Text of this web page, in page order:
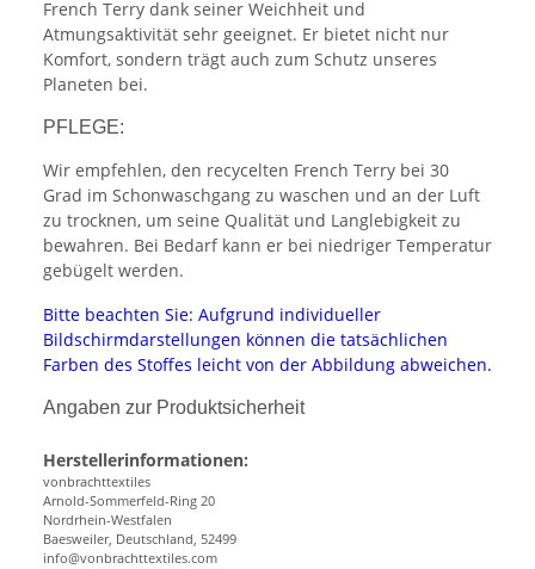
French Terry dank seiner Weichheit und
Atmungsaktivität sehr geeignet. Er bietet nicht nur
Komfort, sondern trägt auch zum Schutz unseres
Planeten bei.
PFLEGE:
Wir empfehlen, den recycelten French Terry bei 30
Grad im Schonwaschgang zu waschen und an der Luft
zu trocknen, um seine Qualität und Langlebigkeit zu
bewahren. Bei Bedarf kann er bei niedriger Temperatur
gebügelt werden.
Bitte beachten Sie: Aufgrund individueller
Bildschirmdarstellungen können die tatsächlichen
Farben des Stoffes leicht von der Abbildung abweichen.
Angaben zur Produktsicherheit
Herstellerinformationen:
vonbrachttextiles
Arnold-Sommerfeld-Ring 20
Nordrhein-Westfalen
Baesweiler, Deutschland, 52499
info@vonbrachttextiles.com